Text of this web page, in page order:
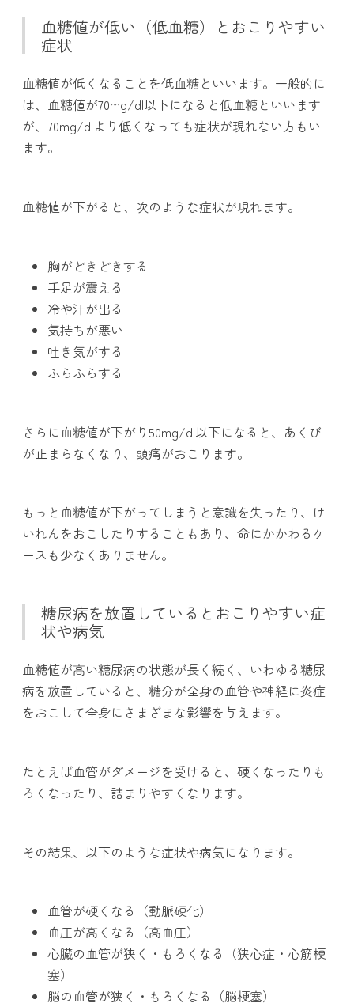
血糖値が低い（低血糖）とおこりやすい
症状
血糖値が低くなることを低血糖といいます。一般的に
は、血糖値が70mg/dl以下になると低血糖といいます
が、70mg/dlより低くなっても症状が現れない方もい
ます。
血糖値が下がると、次のような症状が現れます。
胸がどきどきする
手足が震える
冷や汗が出る
気持ちが悪い
吐き気がする
ふらふらする
さらに血糖値が下がり50mg/dl以下になると、あくび
が止まらなくなり、頭痛がおこります。
もっと血糖値が下がってしまうと意識を失ったり、け
いれんをおこしたりすることもあり、命にかかわるケ
ースも少なくありません。
糖尿病を放置しているとおこりやすい症
状や病気
血糖値が高い糖尿病の状態が長く続く、いわゆる糖尿
病を放置していると、糖分が全身の血管や神経に炎症
をおこして全身にさまざまな影響を与えます。
たとえば血管がダメージを受けると、硬くなったりも
ろくなったり、詰まりやすくなります。
その結果、以下のような症状や病気になります。
血管が硬くなる（動脈硬化）
血圧が高くなる（高血圧）
心臓の血管が狭く・もろくなる（狭心症・心筋梗
塞）
脳の血管が狭く・もろくなる（脳梗塞）